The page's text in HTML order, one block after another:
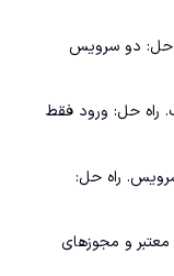
حل: دو سرویس
راه حل: ورود فقط
راه حل:
و مجوزهای